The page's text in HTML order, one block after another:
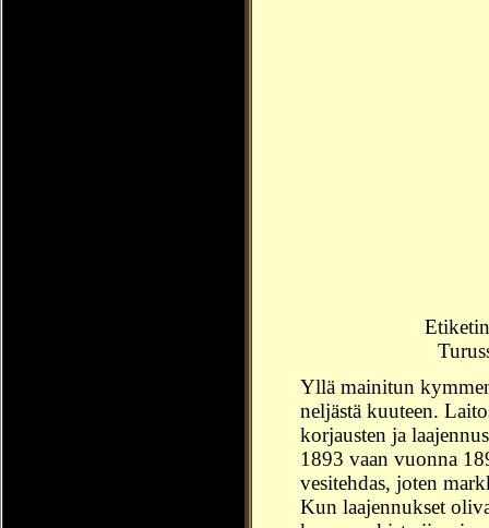
Yllä mainitun
neljästä kuuteen.
korjausten ja
1893 vaan vuonna
vesitehdas, joten
Kun laajennukset